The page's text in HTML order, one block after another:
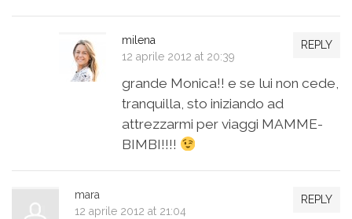
REPLY
milena
12 aprile 2012 at 20:39
grande Monica!! e se lui non cede,
tranquilla, sto iniziando ad
attrezzarmi per viaggi MAMME-
BIMBI!!!!
REPLY
mara
12 aprile 2012 at 21:04